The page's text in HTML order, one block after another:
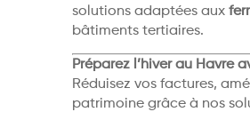
solutions adaptées aux
bâtiments tertiaires.
Préparez l’hiver au Havre
Réduisez vos factures,
patrimoine grâce à nos